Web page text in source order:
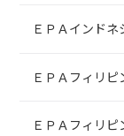
ＥＰＡインド
ＥＰＡフィリ
ＥＰＡフィリ